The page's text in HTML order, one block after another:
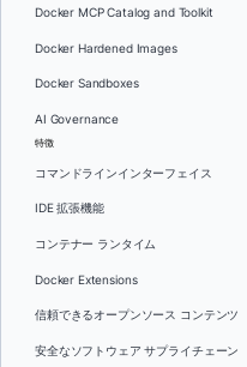
Docker MCP Catalog and Toolkit
Docker Hardened Images
Docker Sandboxes
AI Governance
特徴
コマンドラインインターフェイス
IDE 拡張機能
コンテナー ランタイム
Docker Extensions
信頼できるオープンソース コンテンツ
安全なソフトウェア サプライチェーン